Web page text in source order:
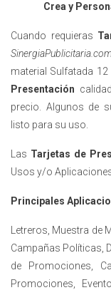
Crea y
Cuando requieras
material Sulfatada
Presentación
precio. Algunos de
listo para su uso.
Las Tarjetas de
Usos y/o
Principales
Letreros, Muestra de
Campañas Políticas,
de Promociones,
Promociones,